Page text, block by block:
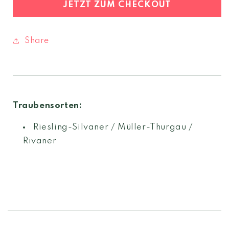
DOC
Südtirol
DOC
JETZT ZUM CHECKOUT
Share
Traubensorten:
Riesling-Silvaner / Müller-Thurgau /
Rivaner